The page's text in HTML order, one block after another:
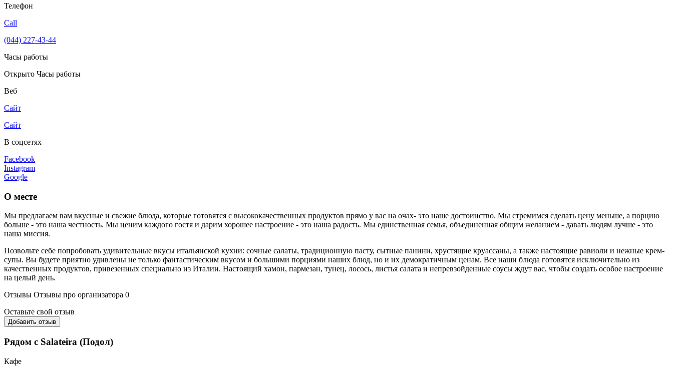
Телефон
Call
(044) 227-43-44
Часы работы
Открыто Часы работы
Веб
Сайт
Сайт
В соцсетях
Facebook
Instagram
Google
О месте
Мы предлагаем вам вкусные и свежие блюда, которые готовятся с высококачественных продуктов прямо у вас на очах- это наше достоинство. Мы стремимся сделать цену меньше, а порцию
больше - это наша честность. Мы ценим каждого гостя и дарим хорошее настроение - это наша радость. Мы единственная семья, объединенная общим желанием - давать людям лучше - это
наша миссия.
Позвольте себе попробовать удивительные вкусы итальянской кухни: сочные салаты, традиционную пасту, сытные панини, хрустящие круассаны, а также настоящие равиоли и нежные крем-
супы. Вы будете приятно удивлены не только фантастическим вкусом и большими порциями наших блюд, но и их демократичным ценам. Все наши блюда готовятся исключительно из
качественных продуктов, привезенных специально из Италии. Настоящий хамон, пармезан, тунец, лосось, листья салата и непревзойденные соусы ждут вас, чтобы создать особое настроение
на целый день.
Отзывы Отзывы про организатора 0
Оставьте свой отзыв
Добавить отзыв
Рядом с Salateira (Подол)
Кафе